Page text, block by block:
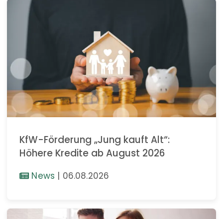
KfW-Förderung „Jung kauft Alt“:
Höhere Kredite ab August 2026
News | 06.08.2026